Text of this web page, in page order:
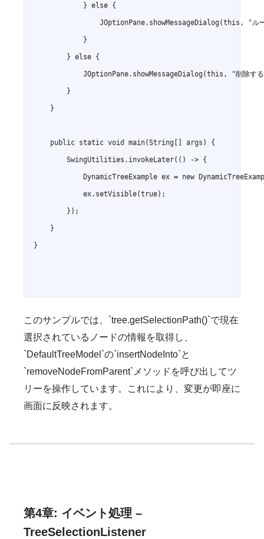
            } else {
JOptionPane.showMessageDialog(this, "ル
            }
        } else {
JOptionPane.showMessageDialog(this, "削除す
        }
    }
    public static void main(String[] args) {
        SwingUtilities.invokeLater(() -> {
DynamicTreeExample ex = new
            ex.setVisible(true);
        });
    }
}
このサンプルでは、`tree.getSelectionPath()`で現在
選択されているノードの情報を取得し、
`DefaultTreeModel`の`insertNodeInto`と
`removeNodeFromParent`メソッドを呼び出してツ
リーを操作しています。これにより、変更が即座に
画面に反映されます。
第4章: イベント処理 –
TreeSelectionListener